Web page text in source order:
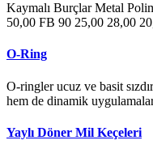
Kaymalı Burçlar Metal
50,00 FB 90 25,00 28,00
O-Ring
O-ringler ucuz ve basit
hem de dinamik
Yaylı Döner Mil Keçeleri